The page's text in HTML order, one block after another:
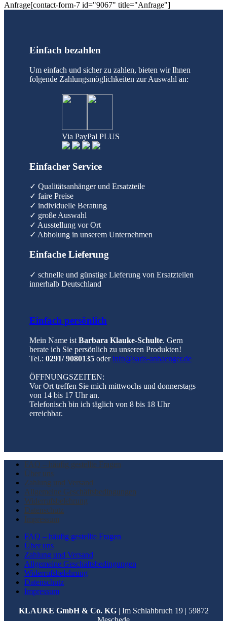
Anfrage[contact-form-7 id="9067" title="Anfrage"]
Einfach bezahlen
Um einfach und sicher zu zahlen, bieten wir Ihnen
folgende Zahlungsmöglichkeiten zur Auswahl an:
Via PayPal PLUS
Einfacher Service
✓ Qualitätsanhänger und Ersatzteile
✓ faire Preise
✓ individuelle Beratung
✓ große Auswahl
✓ Ausstellung vor Ort
✓ Abholung in unserem Unternehmen
Einfache Lieferung
✓ schnelle und günstige Lieferung von Ersatzteilen
innerhalb Deutschland
Einfach persönlich
Mein Name ist Barbara Klauke-Schulte. Gern
berate ich Sie persönlich zu unseren Produkten!
Tel.: 0291/ 9080135 oderinfo@saris-anhaenger.de
ÖFFNUNGSZEITEN:
Vor Ort treffen Sie mich mittwochs und donnerstags
von 14 bis 17 Uhr an.
Telefonisch bin ich täglich von 8 bis 18 Uhr
erreichbar.
FAQ – häufig gestellte Fragen
Über uns
Zahlung und Versand
Allgemeine Geschäftsbedingungen
Widerrufsbelehrung
Datenschutz
Impressum
FAQ – häufig gestellte Fragen
Über uns
Zahlung und Versand
Allgemeine Geschäftsbedingungen
Widerrufsbelehrung
Datenschutz
Impressum
KLAUKE GmbH & Co. KG| Im Schlahbruch 19 | 59872